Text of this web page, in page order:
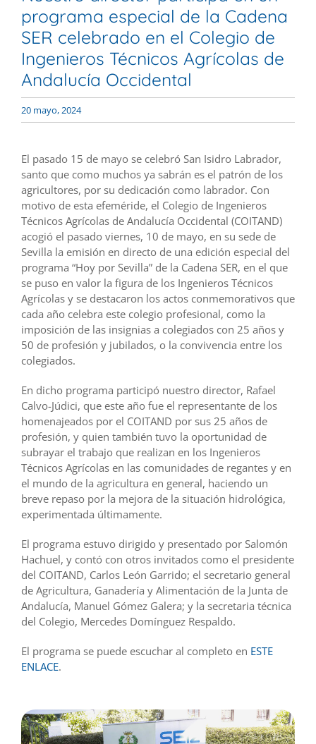
programa especial de la Cadena
SER celebrado en el Colegio de
Ingenieros Técnicos Agrícolas de
Andalucía Occidental
20 mayo, 2024
El pasado 15 de mayo se celebró San Isidro Labrador,
santo que como muchos ya sabrán es el patrón de los
agricultores, por su dedicación como labrador. Con
motivo de esta efeméride, el Colegio de Ingenieros
Técnicos Agrícolas de Andalucía Occidental (COITAND)
acogió el pasado viernes, 10 de mayo, en su sede de
Sevilla la emisión en directo de una edición especial del
programa “Hoy por Sevilla” de la Cadena SER, en el que
se puso en valor la figura de los Ingenieros Técnicos
Agrícolas y se destacaron los actos conmemorativos que
cada año celebra este colegio profesional, como la
imposición de las insignias a colegiados con 25 años y
50 de profesión y jubilados, o la convivencia entre los
colegiados.
En dicho programa participó nuestro director, Rafael
Calvo-Júdici, que este año fue el representante de los
homenajeados por el COITAND por sus 25 años de
profesión, y quien también tuvo la oportunidad de
subrayar el trabajo que realizan en los Ingenieros
Técnicos Agrícolas en las comunidades de regantes y en
el mundo de la agricultura en general, haciendo un
breve repaso por la mejora de la situación hidrológica,
experimentada últimamente.
El programa estuvo dirigido y presentado por Salomón
Hachuel, y contó con otros invitados como el presidente
del COITAND, Carlos León Garrido; el secretario general
de Agricultura, Ganadería y Alimentación de la Junta de
Andalucía, Manuel Gómez Galera; y la secretaria técnica
del Colegio, Mercedes Domínguez Respaldo.
El programa se puede escuchar al completo en ESTE
ENLACE.